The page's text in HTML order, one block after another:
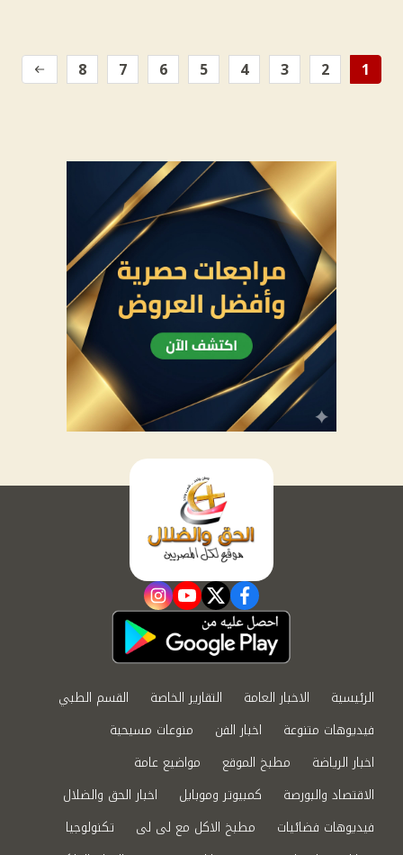
1
2
3
4
5
6
7
8
facebook
twitter
youtube
instagram
الرئيسية الاخبار العامة التقارير الخاصة
القسم الطبي
فيديوهات متنوعة
اخبار الفن
منوعات مسيحية
اخبار الرياضة
مطبخ الموقع
مواضيع عامة
الاقتصاد والبورصة
كمبيوتر وموبايل
اخبار الحق والضلال
فيديوهات فضائيات
مطبخ الاكل مع لى لى
تكنولوجيا